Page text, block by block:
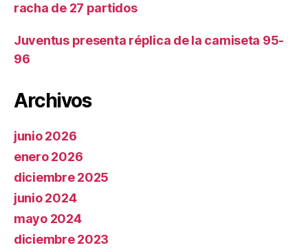
racha de 27 partidos
Juventus presenta réplica de la camiseta 95-
96
Archivos
junio 2026
enero 2026
diciembre 2025
junio 2024
mayo 2024
diciembre 2023